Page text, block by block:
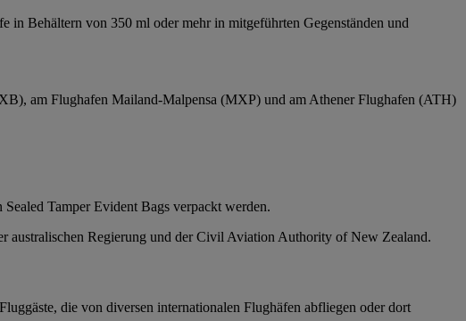
Behältern von 350 ml oder mehr in mitgeführten Gegenständen und
am Flughafen Mailand-Malpensa (MXP) und am Athener Flughafen (ATH)
Tamper Evident Bags verpackt werden.
australischen Regierung und der Civil Aviation Authority of New Zealand.
die von diversen internationalen Flughäfen abfliegen oder dort